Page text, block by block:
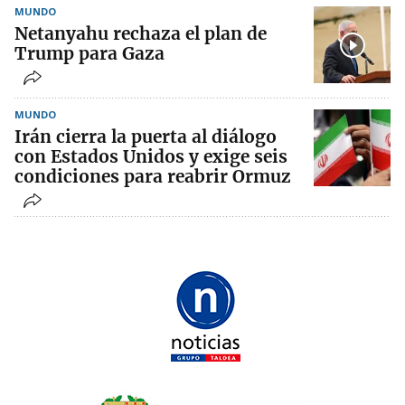
MUNDO
Netanyahu rechaza el plan de
Trump para Gaza
MUNDO
Irán cierra la puerta al diálogo
con Estados Unidos y exige seis
condiciones para reabrir Ormuz